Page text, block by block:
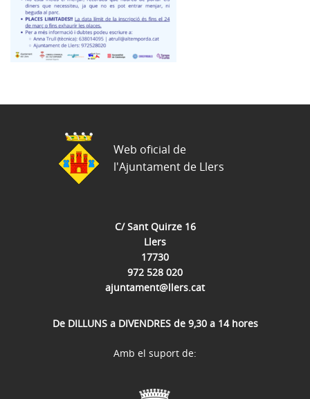
C/ Sant Quirze 16
Llers
17730
972 528 020
ajuntament@llers.cat
De DILLUNS a DIVENDRES de 9,30 a 14 hores
Web oficial de
l'Ajuntament de Llers
Amb el suport de: